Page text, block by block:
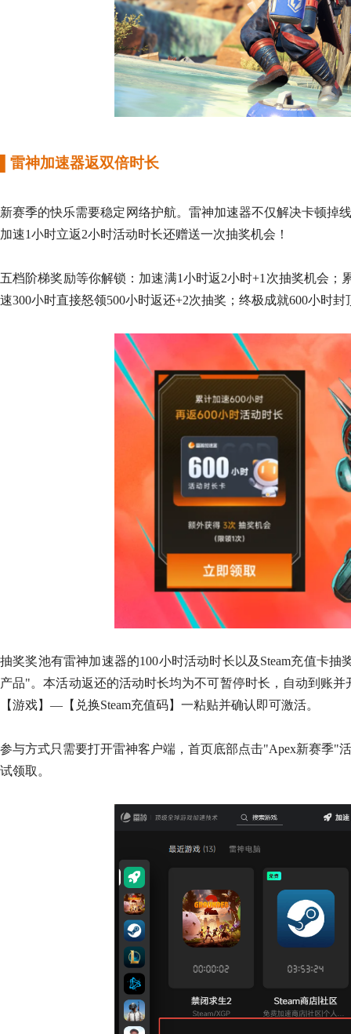
雷神加速器返双倍时长
新赛季的快乐需要稳定网络护航。雷神加速器不仅解决卡顿掉
加速1小时立返2小时活动时长还赠送一次抽奖机会 ！
五档阶梯奖励等你解锁：加速满1小时返2小时+1次抽奖机会；
速300小时直接怒领500小时返还+2次抽奖；终极成就600小时
抽奖奖池有雷神加速器的100小时活动时长以及 Steam充值卡抽
产品"。本活动返还的活动时长均为不可暂停时长，自动到账并
【游戏】—【兑换Steam充值码】一粘贴并确认即可激活。
参与方式只需要打开雷神客户端，首页底部点击"Apex新赛季"
试领取。